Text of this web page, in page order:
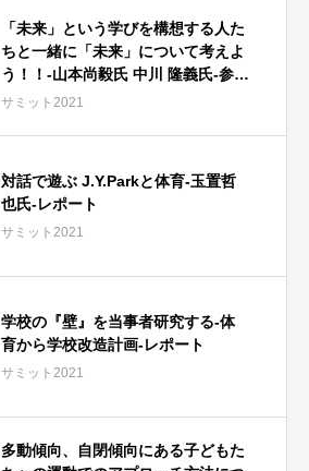
「未来」という学びを構想する人た
ちと一緒に「未来」について考えよ
う！！-山本尚毅氏 中川 隆義氏-参加
者レポート
サミット2021
対話で遊ぶ J.Y.Parkと体育-玉置哲
也氏-レポート
サミット2021
学校の『壁』を当事者研究する-体
育から学校改造計画-レポート
サミット2021
多動傾向、自閉傾向にある子どもた